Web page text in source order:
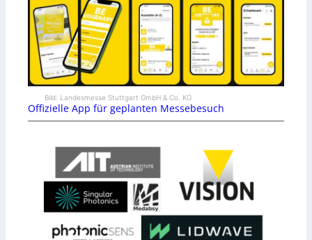
Bild: Landesmesse Stuttgart GmbH & Co. KG
Offizielle App für geplanten Messebesuch